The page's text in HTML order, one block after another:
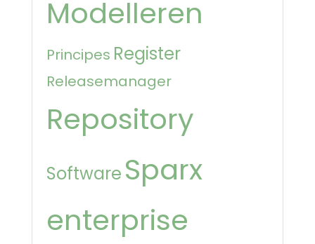
Modelleren
Principes Register
Releasemanager
Repository
Software Sparx
enterprise